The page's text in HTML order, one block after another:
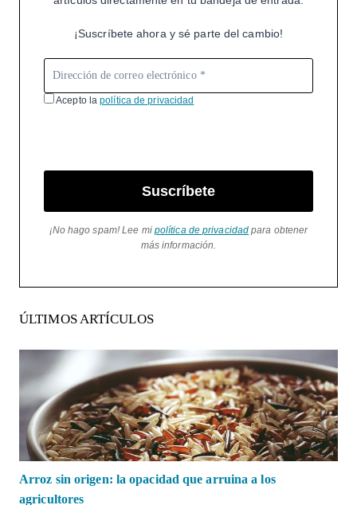
¡Suscríbete ahora y sé parte del cambio!
Acepto lapolítica de privacidad
Suscríbete
¡No hago spam! Lee mi política de privacidad para obtener
más información.
ÚLTIMOS ARTÍCULOS
Arroz sin origen: la opacidad que arruina a los
agricultores